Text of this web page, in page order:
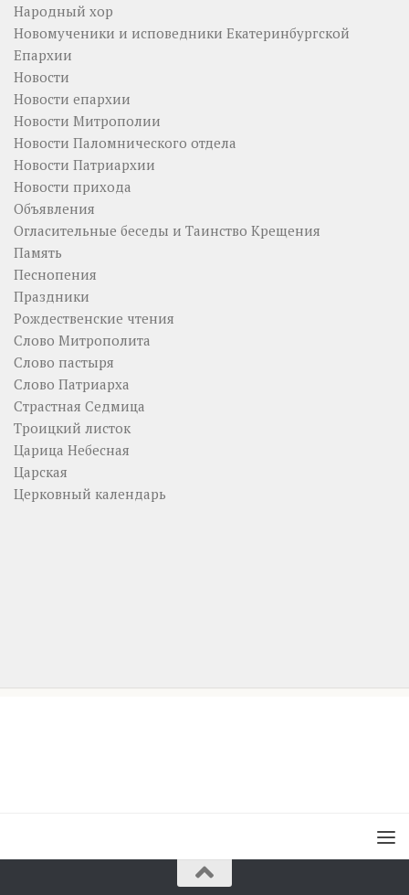
Народный хор
Новомученики и исповедники Екатеринбургской
Епархии
Новости
Новости епархии
Новости Митрополии
Новости Паломнического отдела
Новости Патриархии
Новости прихода
Объявления
Огласительные беседы и Таинство Крещения
Память
Песнопения
Праздники
Рождественские чтения
Слово Митрополита
Слово пастыря
Слово Патриарха
Страстная Седмица
Троицкий листок
Царица Небесная
Царская
Церковный календарь